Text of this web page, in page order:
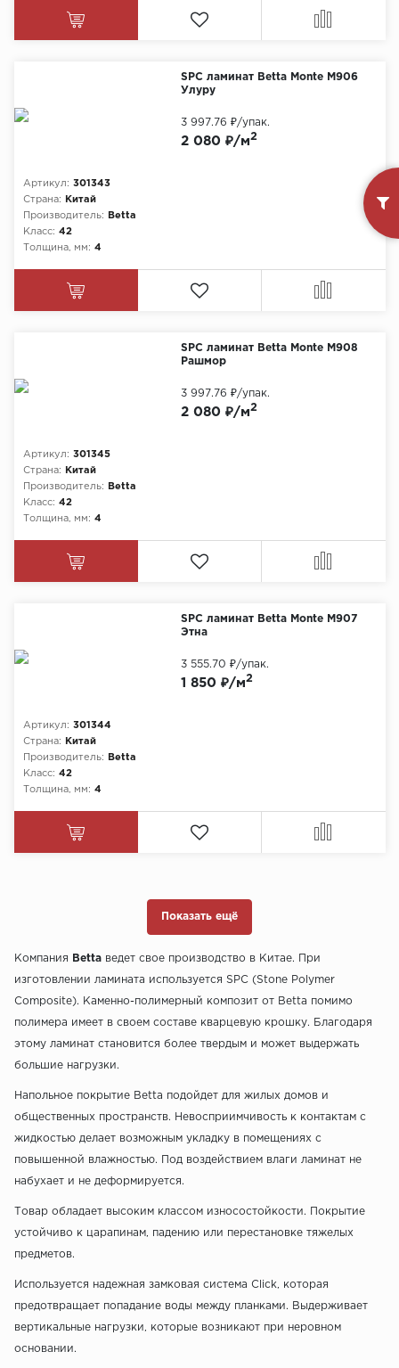
SPC ламинат Betta Monte M906
Улуру
Артикул: 301343
Страна:
Китай
Производитель:
Betta
Класс: 42
Толщина, мм: 4
2 080 ₽/м2
3 997.76 ₽/упак.
SPC ламинат Betta Monte M908
Рашмор
Артикул: 301345
Страна:
Китай
Производитель:
Betta
Класс: 42
Толщина, мм: 4
2 080 ₽/м2
3 997.76 ₽/упак.
SPC ламинат Betta Monte M907
Этна
Артикул: 301344
Страна:
Китай
Производитель:
Betta
Класс: 42
Толщина, мм: 4
1 850 ₽/м2
3 555.70 ₽/упак.
Показать ещё
Компания Bettaведет свое производство в Китае. При
изготовлении ламината используется SPC (Stone Polymer
Composite). Каменно-полимерный композит от Betta помимо
полимера имеет в своем составе кварцевую крошку. Благодаря
этому ламинат становится более твердым и может выдержать
большие нагрузки.
Напольное покрытие Betta подойдет для жилых домов и
общественных пространств. Невосприимчивость к контактам с
жидкостью делает возможным укладку в помещениях с
повышенной влажностью. Под воздействием влаги ламинат не
набухает и не деформируется.
Товар обладает высоким классом износостойкости. Покрытие
устойчиво к царапинам, падению или перестановке тяжелых
предметов.
Используется надежная замковая система Click, которая
предотвращает попадание воды между планками. Выдерживает
вертикальные нагрузки, которые возникают при неровном
основании.